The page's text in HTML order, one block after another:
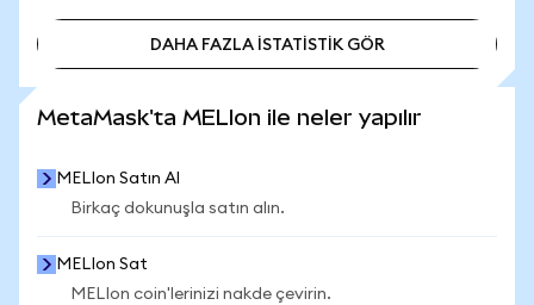
DAHA FAZLA İSTATİSTİK GÖR
MetaMask'ta MELIon ile neler yapılır
MELIon Satın Al
Birkaç dokunuşla satın alın.
MELIon Sat
MELIon coin'lerinizi nakde çevirin.